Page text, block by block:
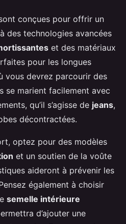
conçues pour offrir un
des technologies avancées
et des matériaux
pour les longues
vous devrez parcourir des
se marient facilement avec
qu’il s’agisse de jeans,
décontractées.
optez pour des modèles
et un soutien de la voûte
aideront à prévenir les
également à choisir
semelle intérieure
d’ajouter une